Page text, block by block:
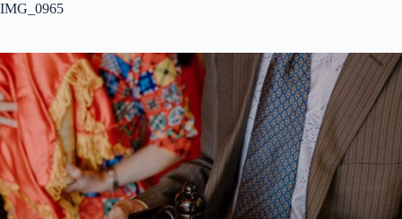
IMG_0965